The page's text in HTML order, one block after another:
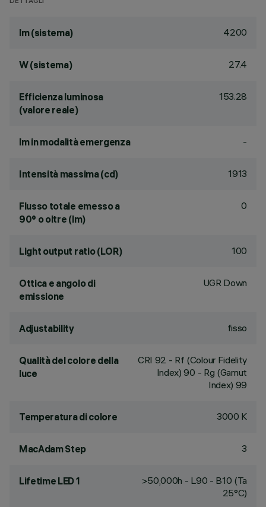
lm (sistema) 4200
W (sistema) 27.4
Efficienza luminosa
(valore reale)
153.28
lm in modalità emergenza -
Intensità massima (cd) 1913
Flusso totale emesso a
90° o oltre (lm)
0
Light output ratio (LOR) 100
Ottica e angolo di
emissione
UGR Down
Adjustability fisso
Qualità del colore della
luce
CRI 92 - Rf (Colour Fidelity
Index) 90 - Rg (Gamut
Index) 99
Temperatura di colore 3000 K
MacAdam Step 3
Lifetime LED 1
>50,000h - L90 - B10 (Ta
25°C)